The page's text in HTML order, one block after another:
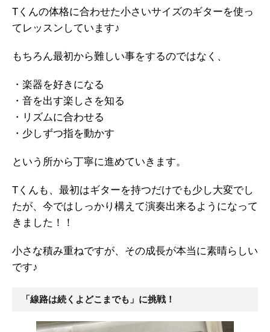
Tくんの体格に合わせた小さいサイズのギターを使っ
てレッスンしています♪
もちろん最初から難しい事をするのではなく、
・楽器を好きになる
・音を出す楽しさを知る
・リズムに合わせる
・少しずつ指を動かす
という所から丁寧に進めていきます。
Tくんも、最初はギターを持つだけでも少し大変でし
たが、今ではしっかり構えて演奏出来るようになって
きました！！
小さな積み重ねですが、その成長が本当に素晴らしい
です♪
「線路は続くよどこまでも」に挑戦！